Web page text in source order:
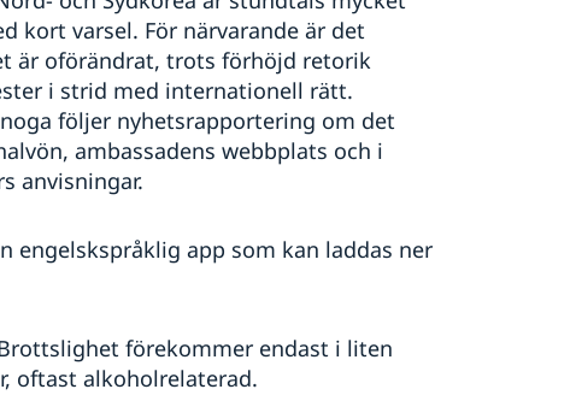
kort varsel. För närvarande är det
är oförändrat, trots förhöjd retorik
i strid med internationell rätt.
följer nyhetsrapportering om det
ambassadens webbplats och i
anvisningar.
engelskspråklig app som kan laddas ner
förekommer endast i liten
oftast alkoholrelaterad.